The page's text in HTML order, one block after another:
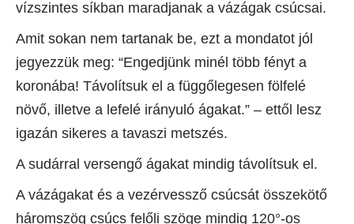
vízszintes síkban maradjanak a vázágak csúcsai.
Amit sokan nem tartanak be, ezt a mondatot jól
jegyezzük meg: “Engedjünk minél több fényt a
koronába! Távolítsuk el a függőlegesen fölfelé
növő, illetve a lefelé irányuló ágakat.” – ettől lesz
igazán sikeres a tavaszi metszés.
A sudárral versengő ágakat mindig távolítsuk el.
A vázágakat és a vezérvessző csúcsát összekötő
háromszög csúcs felőli szöge mindig 120°-os